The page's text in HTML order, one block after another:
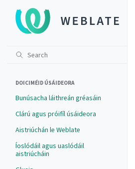
DOICIMÉID ÚSÁIDEORA
Bunúsacha láithreán gréasáin
Clárú agus próifíl úsáideora
Aistriúchán le Weblate
Íoslódáil agus uaslódáil
aistriúcháin